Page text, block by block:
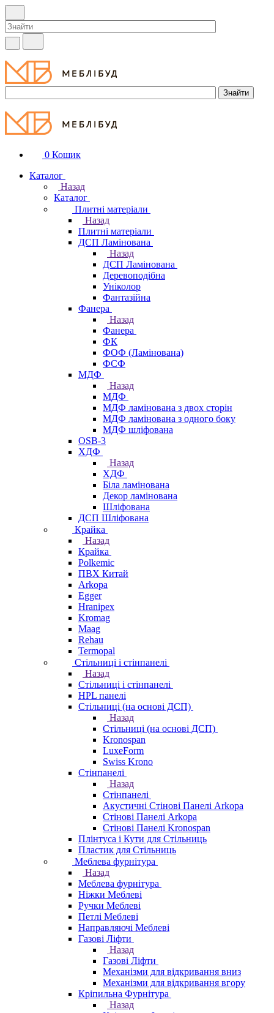
0 Кошик
Каталог
Назад
Каталог
Плитні матеріали
Назад
Плитні матеріали
ДСП Ламінована
Назад
ДСП Ламінована
Деревоподібна
Уніколор
Фантазійна
Фанера
Назад
Фанера
ФК
ФОФ (Ламінована)
ФСФ
МДФ
Назад
МДФ
МДФ ламінована з двох сторін
МДФ ламінована з одного боку
МДФ шліфована
OSB-3
ХДФ
Назад
ХДФ
Біла ламінована
Декор ламінована
Шліфована
ДСП Шліфована
Крайка
Назад
Крайка
Polkemic
ПВХ Китай
Arkopa
Egger
Hranipex
Kromag
Maag
Rehau
Termopal
Стільниці і стінпанелі
Назад
Стільниці і стінпанелі
HPL панелі
Стільниці (на основі ДСП)
Назад
Стільниці (на основі ДСП)
Kronospan
LuxeForm
Swiss Krono
Стінпанелі
Назад
Стінпанелі
Акустичні Стінові Панелі Аrkopa
Стінові Панелі Arkopa
Стінові Панелі Kronospan
Плінтуса і Кути для Стільниць
Пластик для Стільниць
Меблева фурнітура
Назад
Меблева фурнітура
Ніжки Меблеві
Ручки Меблеві
Петлі Меблеві
Направляючі Меблеві
Газові Ліфти
Назад
Газові Ліфти
Механізми для відкривання вниз
Механізми для відкривання вгору
Кріпильна Фурнітура
Назад